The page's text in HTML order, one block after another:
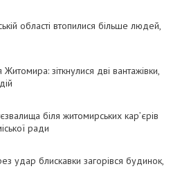
області втопилися більше людей,
зіткнулися дві вантажівки,
біля житомирських кар’єрів
ради
удар блискавки загорівся будинок,